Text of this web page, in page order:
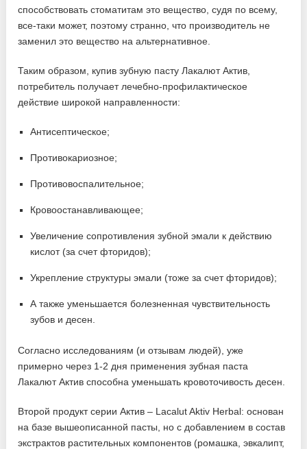
способствовать стоматитам это вещество, судя по всему,
все-таки может, поэтому странно, что производитель не
заменил это вещество на альтернативное.
Таким образом, купив зубную пасту Лакалют Актив,
потребитель получает лечебно-профилактическое
действие широкой направленности:
Антисептическое;
Противокариозное;
Противовоспалительное;
Кровоостанавливающее;
Увеличение сопротивления зубной эмали к действию
кислот (за счет фторидов);
Укрепление структуры эмали (тоже за счет фторидов);
А также уменьшается болезненная чувствительность
зубов и десен.
Согласно исследованиям (и отзывам людей), уже
примерно через 1-2 дня применения зубная паста
Лакалют Актив способна уменьшать кровоточивость десен.
Второй продукт серии Актив – Lacalut Aktiv Herbal: основан
на базе вышеописанной пасты, но с добавлением в состав
экстрактов растительных компонентов (ромашка, эвкалипт,